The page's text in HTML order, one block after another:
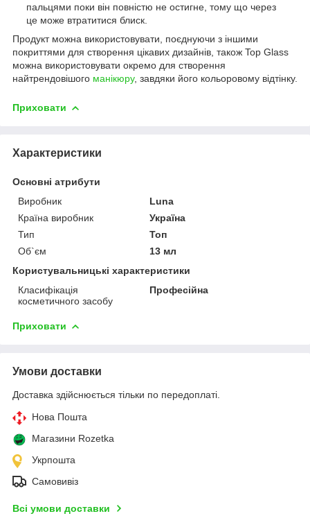
пальцями поки він повністю не остигне, тому що через
це може втратитися блиск.
Продукт можна використовувати, поєднуючи з іншими
покриттями для створення цікавих дизайнів, також Top Glass
можна використовувати окремо для створення
найтрендовішого манікюру, завдяки його кольоровому відтінку.
Приховати
Характеристики
Основні атрибути
Виробник
Luna
Країна виробник
Україна
Тип
Топ
Об`єм
13 мл
Користувальницькі характеристики
Класифікація
косметичного засобу
Професійна
Приховати
Умови доставки
Доставка здійснюється тільки по передоплаті.
Нова Пошта
Магазини Rozetka
Укрпошта
Самовивіз
Всі умови доставки